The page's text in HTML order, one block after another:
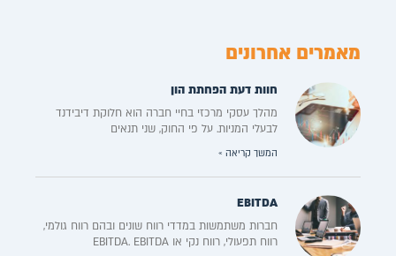
מאמרים אחרונים
חוות דעת הפחתת הון
מהלך עסקי מרכזי בחיי חברה הוא חלוקת דיבידנד
לבעלי המניות. על פי החוק, שני תנאים
המשך קריאה »
EBITDA
חברות משתמשות במדדי רווח שונים ובהם רווח גולמי,
רווח תפעולי, רווח נקי או EBITDA. EBITDA